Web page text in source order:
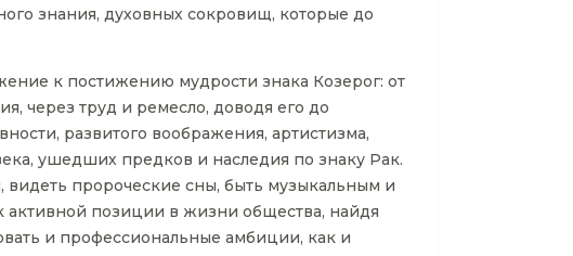
знания, духовных сокровищ, которые до
к постижению мудрости знака Козерог: от
через труд и ремесло, доводя его до
развитого воображения, артистизма,
ушедших предков и наследия по знаку Рак.
видеть пророческие сны, быть музыкальным и
активной позиции в жизни общества, найдя
и профессиональные амбиции, как и